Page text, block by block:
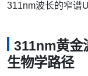
311nm波长的窄谱
311nm黄金
生物学路径